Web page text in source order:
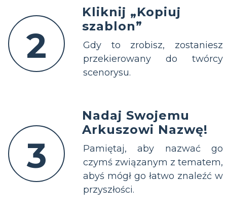
2
Kliknij „Kopiuj
szablon”
Gdy to zrobisz, zostaniesz
przekierowany do twórcy
scenorysu.
3
Nadaj Swojemu
Arkuszowi Nazwę!
Pamiętaj, aby nazwać go
czymś związanym z tematem,
abyś mógł go łatwo znaleźć w
przyszłości.